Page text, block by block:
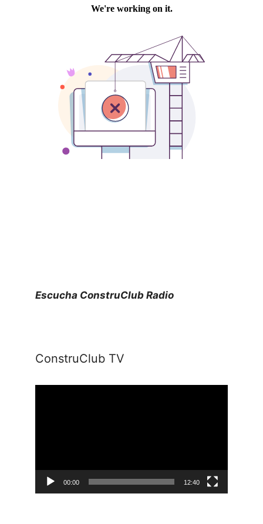
Escucha ConstruClub Radio
ConstruClub TV
00:00 12:40